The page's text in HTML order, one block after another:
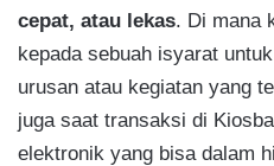
cepat, atau lekas. Di mana
kepada sebuah isyarat
urusan atau kegiatan yang
juga saat transaksi di
elektronik yang bisa dalam